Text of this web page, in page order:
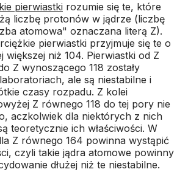
pierwiastki rozumie się te, które
liczbę protonów w jądrze (liczbę
atomowa" oznaczana literą Z).
pierwiastki przyjmuje się te o
większej niż 104. Pierwiastki od Z
Z wynoszącego 118 zostały
ale są niestabilne i
czasy rozpadu. Z kolei
Z równego 118 do tej pory nie
aczkolwiek dla niektórych z nich
teoretycznie ich właściwości. W
Z równego 164 powinna wystąpić
czyli takie jądra atomowe powinny
dłużej niż te niestabilne.